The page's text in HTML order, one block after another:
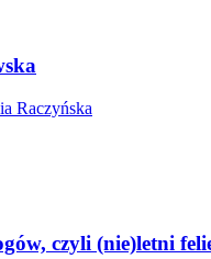
Raczyńska
czyli (nie)letni